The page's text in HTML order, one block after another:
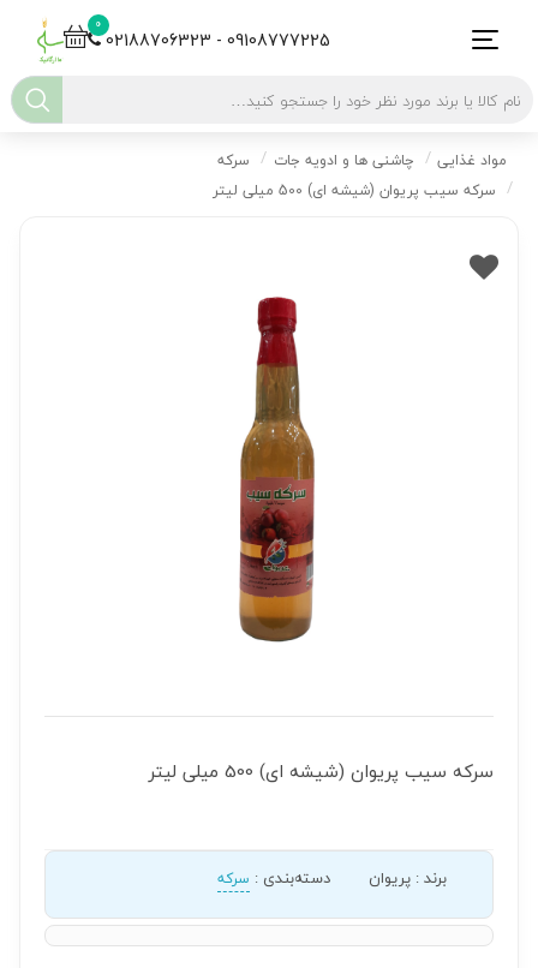
0
02188706323 - 09108777225
مواد غذایی چاشنی ها و ادویه جات
سرکه
سرکه سیب پریوان (شیشه ای) 500 میلی لیتر
سرکه سیب پریوان (شیشه ای) 500 میلی لیتر
برند: پریوان دسته‌بندی : سرکه